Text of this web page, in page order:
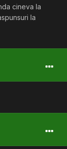
cineva la
la